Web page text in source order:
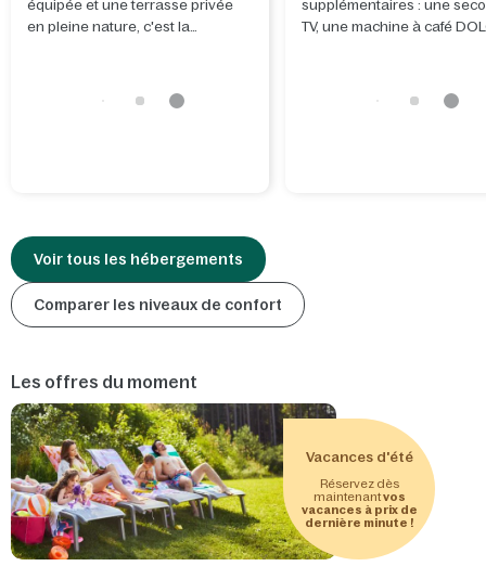
équipée et une terrasse privée
en pleine nature, c'est la
supplémentaires : une
TV, une machine à café
Voir tous les hébergements
Comparer les niveaux de confort
Les offres du moment
Vacances d'été
Réservez dès
maintenantvos
vacances à prix de
dernière minute !